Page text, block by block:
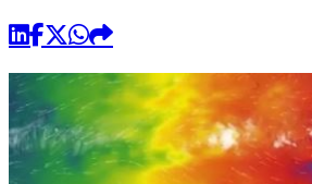
Universidad de Chile
Sustentabilidad